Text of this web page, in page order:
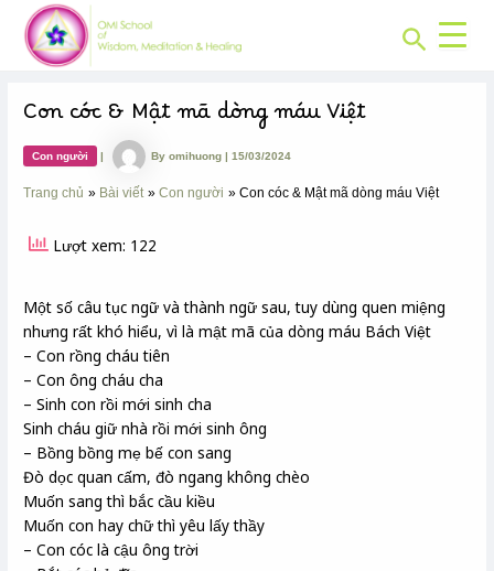
content
Search
Con cóc & Mật mã dòng máu Việt
Con người | Byomihuong|15/03/2024
Trang chủ Bài viết Con người Con cóc & Mật mã dòng máu Việt
Lượt xem: 122
Một số câu tục ngữ và thành ngữ sau, tuy dùng quen miệng
nhưng rất khó hiểu, vì là mật mã của dòng máu Bách Việt
– Con rồng cháu tiên
– Con ông cháu cha
– Sinh con rồi mới sinh cha
Sinh cháu giữ nhà rồi mới sinh ông
– Bồng bồng mẹ bế con sang
Đò dọc quan cấm, đò ngang không chèo
Muốn sang thì bắc cầu kiều
Muốn con hay chữ thì yêu lấy thầy
– Con cóc là cậu ông trời
Post
navigation
CHUYÊN
MỤC: